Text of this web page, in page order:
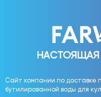
Сайт компании по доставке
бутилированной воды для